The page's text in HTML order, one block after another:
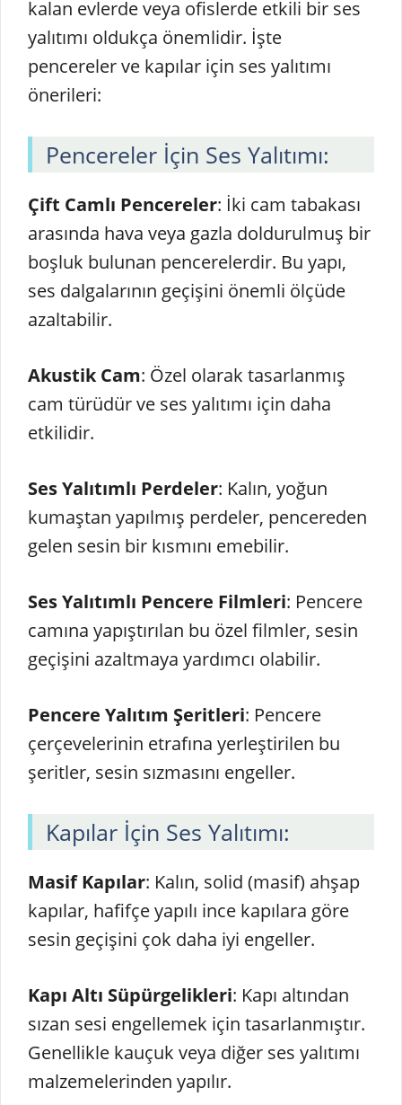
kalan evlerde veya ofislerde etkili bir ses
yalıtımı oldukça önemlidir. İşte
pencereler ve kapılar için ses yalıtımı
önerileri:
Pencereler İçin Ses Yalıtımı:
Çift Camlı Pencereler: İki cam tabakası
arasında hava veya gazla doldurulmuş bir
boşluk bulunan pencerelerdir. Bu yapı,
ses dalgalarının geçişini önemli ölçüde
azaltabilir.
Akustik Cam: Özel olarak tasarlanmış
cam türüdür ve ses yalıtımı için daha
etkilidir.
Ses Yalıtımlı Perdeler: Kalın, yoğun
kumaştan yapılmış perdeler, pencereden
gelen sesin bir kısmını emebilir.
Ses Yalıtımlı Pencere Filmleri: Pencere
camına yapıştırılan bu özel filmler, sesin
geçişini azaltmaya yardımcı olabilir.
Pencere Yalıtım Şeritleri: Pencere
çerçevelerinin etrafına yerleştirilen bu
şeritler, sesin sızmasını engeller.
Kapılar İçin Ses Yalıtımı:
Masif Kapılar: Kalın, solid (masif) ahşap
kapılar, hafifçe yapılı ince kapılara göre
sesin geçişini çok daha iyi engeller.
Kapı Altı Süpürgelikleri: Kapı altından
sızan sesi engellemek için tasarlanmıştır.
Genellikle kauçuk veya diğer ses yalıtımı
malzemelerinden yapılır.